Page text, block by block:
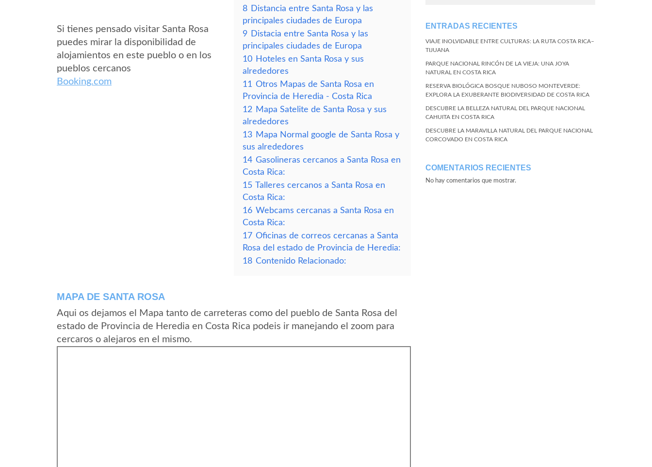
Si tienes pensado visitar Santa Rosa
puedes mirar la disponibilidad de
alojamientos en este pueblo o en los
pueblos cercanos
Booking.com
8 Distancia entre Santa Rosa y las
principales ciudades de Europa
9 Distacia entre Santa Rosa y las
principales ciudades de Europa
10 Hoteles en Santa Rosa y sus
alrededores
11 Otros Mapas de Santa Rosa en
Provincia de Heredia - Costa Rica
12 Mapa Satelite de Santa Rosa y sus
alrededores
13 Mapa Normal google de Santa Rosa y
sus alrededores
14 Gasolineras cercanos a Santa Rosa en
Costa Rica:
15 Talleres cercanos a Santa Rosa en
Costa Rica:
16 Webcams cercanas a Santa Rosa en
Costa Rica:
17 Oficinas de correos cercanas a Santa
Rosa del estado de Provincia de Heredia:
18 Contenido Relacionado:
MAPA DE SANTA ROSA
Aqui os dejamos el Mapa tanto de carreteras como del pueblo de Santa Rosa del
estado de Provincia de Heredia en Costa Rica podeis ir manejando el zoom para
cercaros o alejaros en el mismo.
ENTRADAS RECIENTES
VIAJE INOLVIDABLE ENTRE CULTURAS: LA RUTA COSTA RICA–
TIJUANA
PARQUE NACIONAL RINCÓN DE LA VIEJA: UNA JOYA
NATURAL EN COSTA RICA
RESERVA BIOLÓGICA BOSQUE NUBOSO MONTEVERDE:
EXPLORA LA EXUBERANTE BIODIVERSIDAD DE COSTA RICA
DESCUBRE LA BELLEZA NATURAL DEL PARQUE NACIONAL
CAHUITA EN COSTA RICA
DESCUBRE LA MARAVILLA NATURAL DEL PARQUE NACIONAL
CORCOVADO EN COSTA RICA
COMENTARIOS RECIENTES
No hay comentarios que mostrar.